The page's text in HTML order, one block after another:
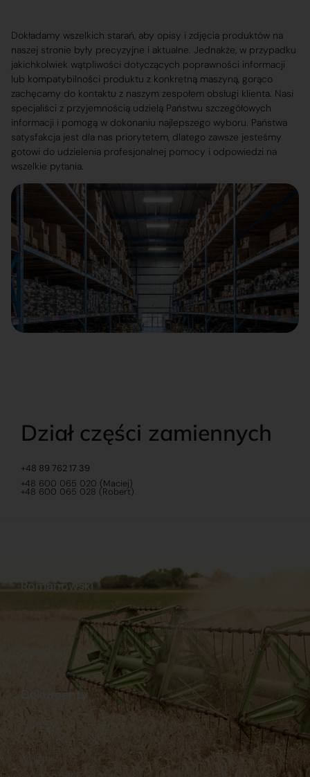
Dokładamy wszelkich starań, aby opisy i zdjęcia produktów na
naszej stronie były precyzyjne i aktualne. Jednakże, w przypadku
jakichkolwiek wątpliwości dotyczących poprawności informacji
lub kompatybilności produktu z konkretną maszyną, gorąco
zachęcamy do kontaktu z naszym zespołem obsługi klienta. Nasi
specjaliści z przyjemnością udzielą Państwu szczegółowych
informacji i pomogą w dokonaniu najlepszego wyboru. Państwa
satysfakcja jest dla nas priorytetem, dlatego zawsze jesteśmy
gotowi do udzielenia profesjonalnej pomocy i odpowiedzi na
wszelkie pytania.
Dział części zamiennych
+48 89 762 17 39
+48 600 065 020 (Maciej)
+48 600 065 028 (Robert)
Dokumenty
Regulamin
Polityka prywatności
Reklamacje i zwroty
Dostawy
Płatności
Romanowski
Sklep internetowy
Praca
Ubezpieczenia